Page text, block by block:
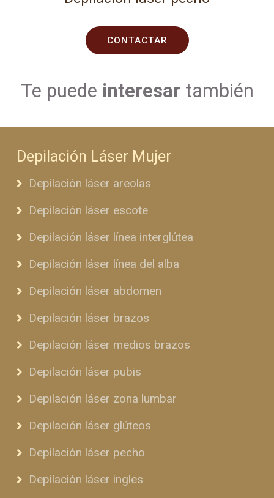
CONTACTAR
Te puede interesar también
Depilación Láser Mujer
Depilación láser areolas
Depilación láser escote
Depilación láser línea interglútea
Depilación láser línea del alba
Depilación láser abdomen
Depilación láser brazos
Depilación láser medios brazos
Depilación láser pubis
Depilación láser zona lumbar
Depilación láser glúteos
Depilación láser pecho
Depilación láser ingles